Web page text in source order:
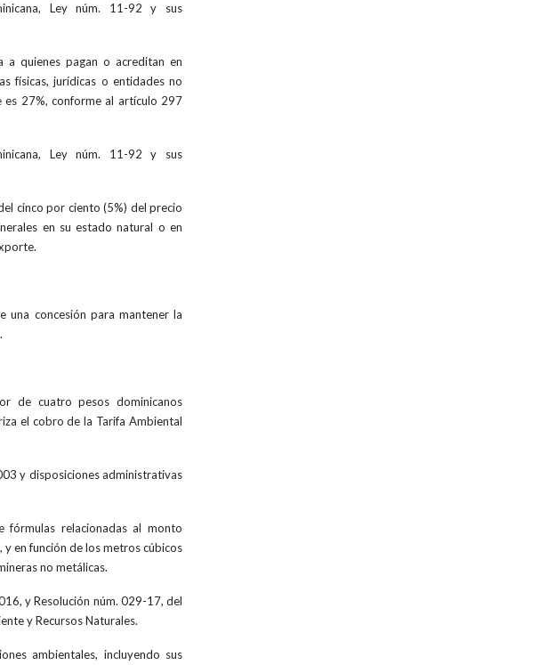
Ley núm. 11-92 y sus
quienes pagan o acreditan en
físicas, jurídicas o entidades no
es 27%, conforme al artículo 297
Ley núm. 11-92 y sus
cinco por ciento (5%) del precio
en su estado natural o en
una concesión para mantener la
de cuatro pesos dominicanos
el cobro de la Tarifa Ambiental
y disposiciones administrativas
fórmulas relacionadas al monto
en función de los metros cúbicos
no metálicas.
y Resolución núm. 029-17, del
y Recursos Naturales.
ambientales, incluyendo sus